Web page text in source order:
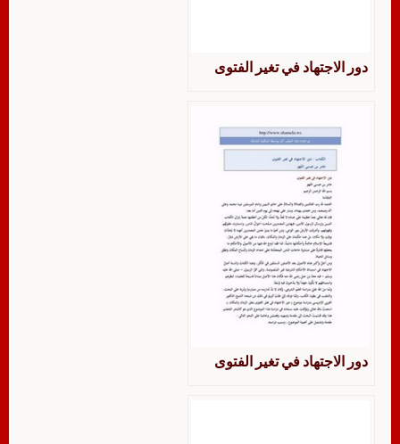
دور الاجتهاد في تغير الفتوى
دور الاجتهاد في تغير الفتوى